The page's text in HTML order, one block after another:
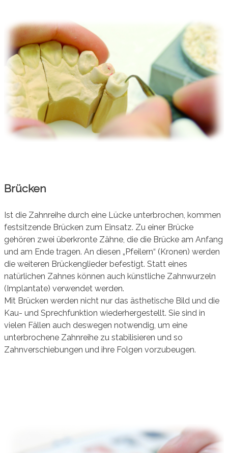
Brücken
Ist die Zahnreihe durch eine Lücke unterbrochen, kommen
festsitzende Brücken zum Einsatz. Zu einer Brücke
gehören zwei überkronte Zähne, die die Brücke am Anfang
und am Ende tragen. An diesen „Pfeilern“ (Kronen) werden
die weiteren Brückenglieder befestigt. Statt eines
natürlichen Zahnes können auch künstliche Zahnwurzeln
(Implantate) verwendet werden.
Mit Brücken werden nicht nur das ästhetische Bild und die
Kau- und Sprechfunktion wiederhergestellt. Sie sind in
vielen Fällen auch deswegen notwendig, um eine
unterbrochene Zahnreihe zu stabilisieren und so
Zahnverschiebungen und ihre Folgen vorzubeugen.